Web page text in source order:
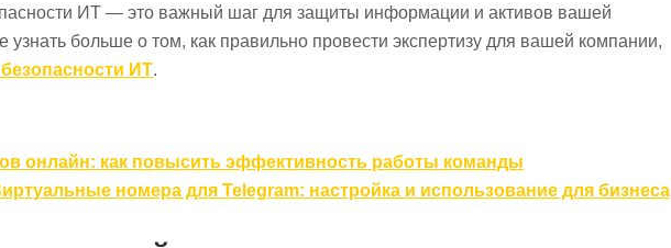
ИТ — это важный шаг для защиты информации и активов вашей
узнать больше о том, как правильно провести экспертизу для вашей компании,
ИТ.
онлайн: как повысить эффективность работы команды
номера для Telegram: настройка и использование для бизнеса